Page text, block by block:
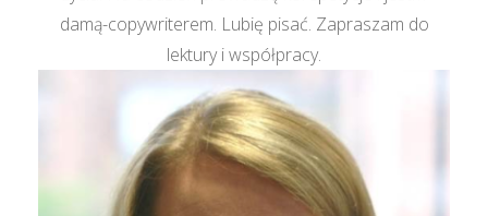
damą-copywriterem. Lubię pisać. Zapraszam do
lektury i współpracy.